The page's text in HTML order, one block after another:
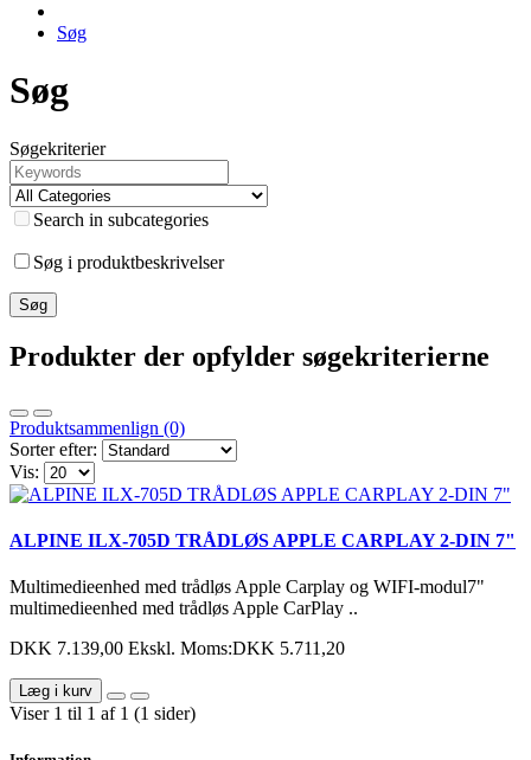
Søg
Søg
Søgekriterier
Search in subcategories
Søg i produktbeskrivelser
Produkter der opfylder søgekriterierne
Produktsammenlign (0)
Sorter efter:
Vis:
ALPINE ILX-705D TRÅDLØS APPLE CARPLAY 2-DIN 7"
Multimedieenhed med trådløs Apple Carplay og WIFI-modul7"
multimedieenhed med trådløs Apple CarPlay ..
DKK 7.139,00 Ekskl. Moms:DKK 5.711,20
Læg i kurv
Viser 1 til 1 af 1 (1 sider)